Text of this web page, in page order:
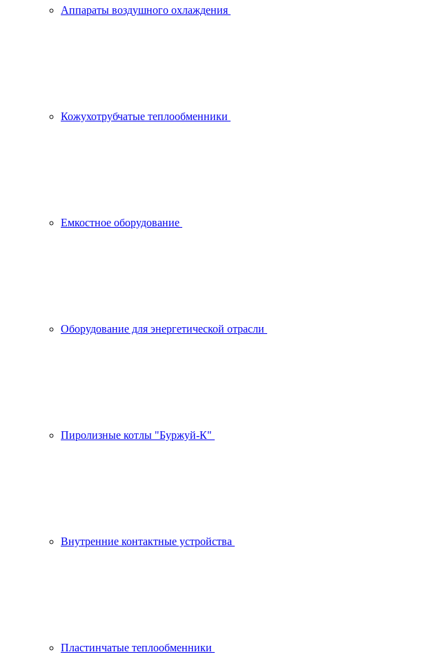
Аппараты воздушного охлаждения
Кожухотрубчатые теплообменники
Емкостное оборудование
Оборудование для энергетической отрасли
Пиролизные котлы "Буржуй-К"
Внутренние контактные устройства
Пластинчатые теплообменники